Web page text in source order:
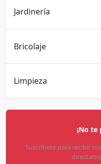
Jardinería
Bricolaje
Limpieza
¡No te
Suscríbete para recibir